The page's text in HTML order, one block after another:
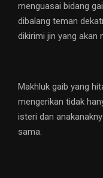
menguasai bidang
dibalang teman
dikirimi jin yang akan
Makhluk gaib yang
mengerikan tidak
isteri dan
sama.